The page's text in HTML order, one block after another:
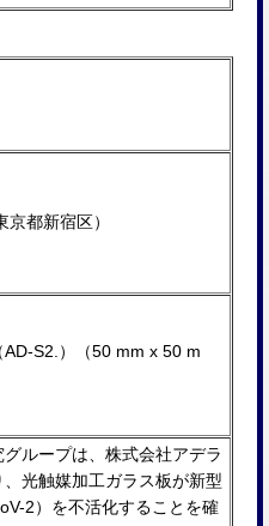
都新宿区）
S2.）（50 mm x 50 m
ループは、株式会社アデラ
光触媒加⼯ガラス板が新型
2）を不活化することを確